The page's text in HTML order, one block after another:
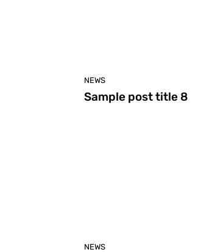
NEWS
Sample post title 8
NEWS